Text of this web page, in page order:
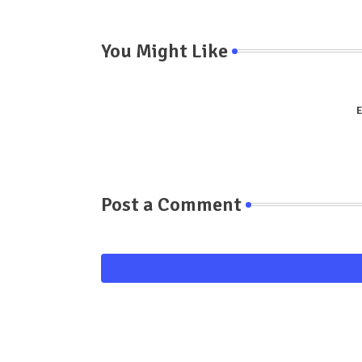
You Might Like
Post a Comment